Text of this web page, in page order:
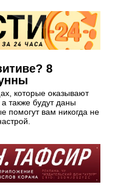
8
которые оказывают
также будут даны
помогут вам никогда не